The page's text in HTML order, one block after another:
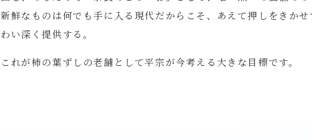
新鮮なものは何でも手に入る現代だからこそ、あえて押しをきか
わい深く提供する。
これが柿の葉ずしの老舗として平宗が今考える大きな目標です。